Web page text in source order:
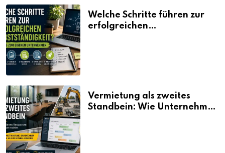
Welche Schritte führen zur
erfolgreichen
Vermietung als zweites
Standbein: Wie Unternehmen